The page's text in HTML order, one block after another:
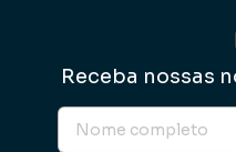
Receba nossas